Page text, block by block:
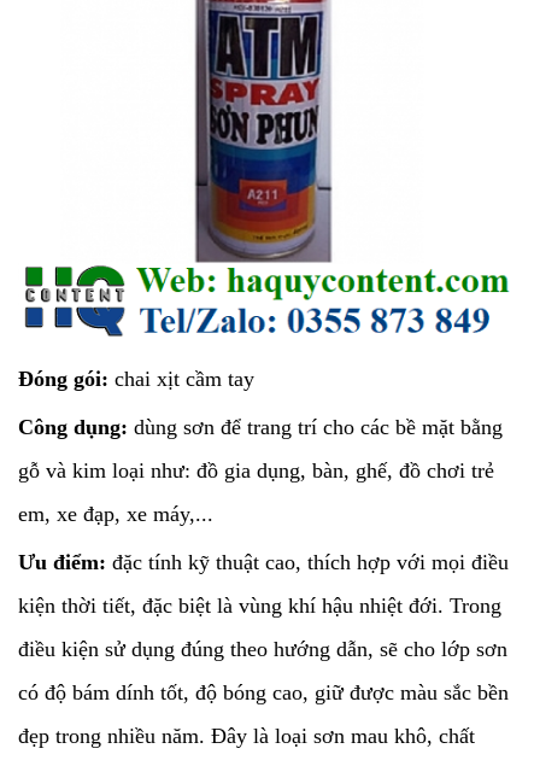
Đóng gói: chai xịt cầm tay
Công dụng: dùng sơn để trang trí cho các bề mặt bằng
gỗ và kim loại như: đồ gia dụng, bàn, ghế, đồ chơi trẻ
em, xe đạp, xe máy,...
Ưu điểm: đặc tính kỹ thuật cao, thích hợp với mọi điều
kiện thời tiết, đặc biệt là vùng khí hậu nhiệt đới. Trong
điều kiện sử dụng đúng theo hướng dẫn, sẽ cho lớp sơn
có độ bám dính tốt, độ bóng cao, giữ được màu sắc bền
đẹp trong nhiều năm. Đây là loại sơn mau khô, chất